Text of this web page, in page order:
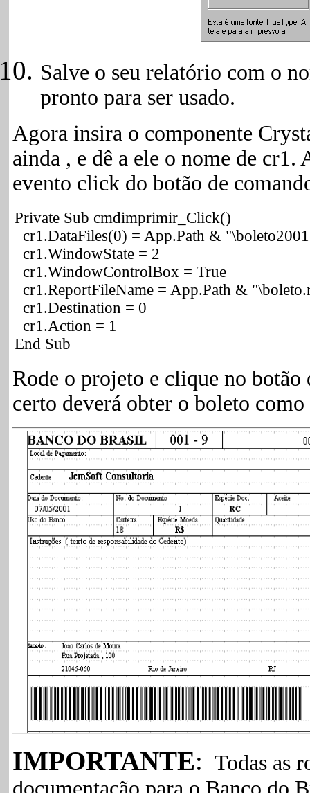
Salve o seu relatório com o
pronto para ser usado.
Agora insira o componente
ainda , e dê a ele o nome de
evento click do botão de
Private Sub cmdimprimir_Click()
cr1.DataFiles(0) = App.Path &
cr1.WindowState = 2
cr1.WindowControlBox = True
cr1.ReportFileName = App.Path &
cr1.Destination = 0
cr1.Action = 1
End Sub
Rode o projeto e clique no
certo deverá obter o boleto
IMPORTANTE: Todas as